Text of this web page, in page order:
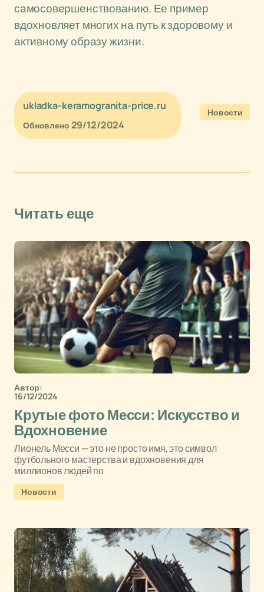
самосовершенствованию. Ее пример
вдохновляет многих на путь к здоровому и
активному образу жизни.
ukladka-keramogranita-price.ru
Обновлено 29/12/2024
Новости
Читать еще
Автор:
16/12/2024
Крутые фото Месси: Искусство и
Вдохновение
Лионель Месси — это не просто имя, это символ
футбольного мастерства и вдохновения для
миллионов людей по
Новости